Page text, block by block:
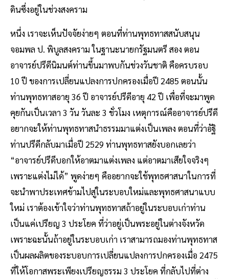
ดินซึ่งอยู่ในช่วงสงคราม
หนึ่ง เราจะเห็นปัจจัยง่ายๆ ตอนที่ท่านพุทธทาสสนับสนุน
จอมพล ป. พิบูลสงคราม ในฐานะนายกรัฐมนตรี สอง ตอน
อาจารย์ปรีดีนิมนต์ท่านขึ้นมาพบกันช่วงวันชาติ คือครบรอบ
10 ปี ของการเปลี่ยนแปลงการปกครองเมื่อปี 2485 ตอนนั้น
ท่านพุทธทาสอายุ 36 ปี อาจารย์ปรีดีอายุ 42 ปี เพื่อที่จะมาพูด
คุยกันเป็นเวลา 3 วัน วันละ 3 ชั่วโมง เหตุการณ์คืออาจารย์ปรีดี
อยากจะให้ท่านพุทธทาสนำธรรมมาแต่งเป็นเพลง ตอนที่ว่าอัฐิ
ท่านปรีดีกลับมาเมื่อปี 2529 ท่านพุทธทาสยังบอกเลยว่า
“อาจารย์ปรีดีบอกให้อาตมาแต่งเพลง แต่อาตมาเสียใจจริงๆ
เพราะแต่งไม่ได้” พูดง่ายๆ คืออยากจะใช้พุทธศาสนาในการที่
จะนำพาประเทศข้ามไปสู่ในระบอบใหม่และพุทธศาสนาแบบ
ใหม่ เราต้องเข้าใจว่าท่านพุทธทาสถ้าอยู่ในระบอบเก่าท่าน
เป็นแค่เปรียญ 3 ประโยค ที่ว่าอยู่เป็นพระอยู่ในต่างจังหวัด
เพราะฉะนั้นถ้าอยู่ในระบอบเก่า เราสามารถมองท่านพุทธทาส
เป็นผลผลิตของระบอบการเปลี่ยนแปลงการปกครองเมื่อ 2475
ที่ให้โอกาสพระเพียงเปรียญธรรม 3 ประโยค ที่กลับไปที่ต่าง